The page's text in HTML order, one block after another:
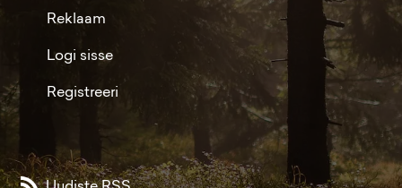
Reklaam
Logi sisse
Registreeri